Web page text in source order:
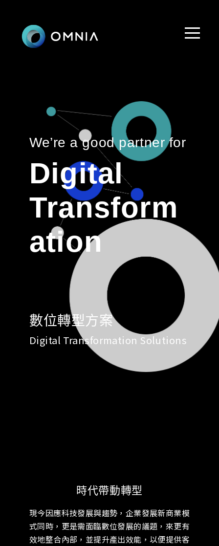
11/23 奧衍員工旅遊！有事請留言 Text 3
We’re a good partner for
Digital
Transform
ation
數位轉型方案
Digital Transformation Solutions
時代帶動轉型
現今因應科技發展與趨勢，企業發展新商業模
式同時，更是需面臨數位發展的議題，來更有
效地整合內部，並提升產出效能，以便提供客